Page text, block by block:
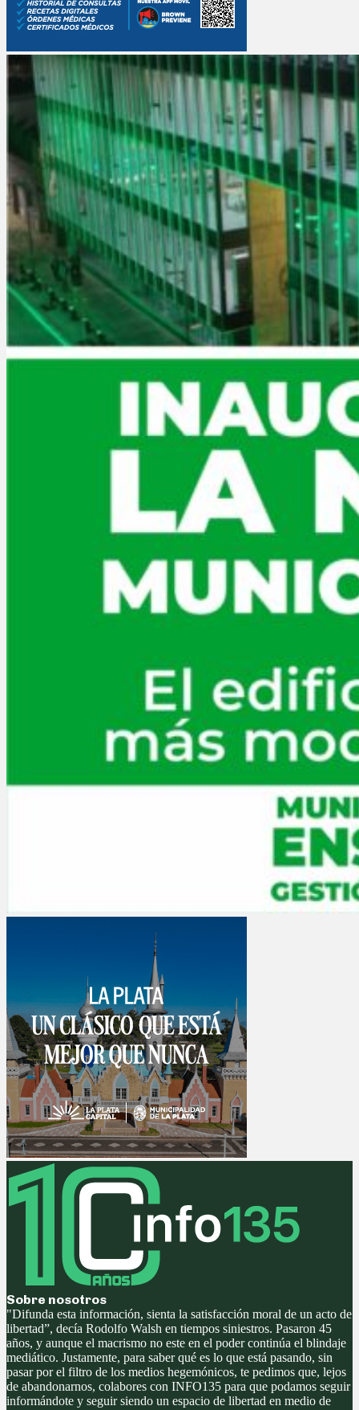
Sobre nosotros
"Difunda esta información, sienta la satisfacción moral de un acto de
libertad”, decía Rodolfo Walsh en tiempos siniestros. Pasaron 45
años, y aunque el macrismo no este en el poder continúa el blindaje
mediático. Justamente, para saber qué es lo que está pasando, sin
pasar por el filtro de los medios hegemónicos, te pedimos que, lejos
de abandonarnos, colabores con INFO135 para que podamos seguir
informándote y seguir siendo un espacio de libertad en medio de